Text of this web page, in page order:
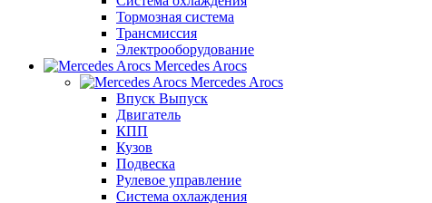
Тормозная система
Трансмиссия
Электрооборудование
Mercedes Arocs
Mercedes Arocs
Впуск Выпуск
Двигатель
КПП
Кузов
Подвеска
Рулевое управление
Система охлаждения